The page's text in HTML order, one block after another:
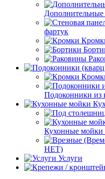
фартук
Подоконники из
Кухонные мойки
НЕТ)
Услуги